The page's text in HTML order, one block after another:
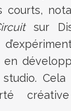
courts,
sur